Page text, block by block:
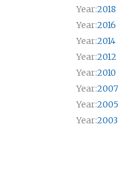
Year:2018
Year:2016
Year:2014
Year:2012
Year:2010
Year:2007
Year:2005
Year:2003